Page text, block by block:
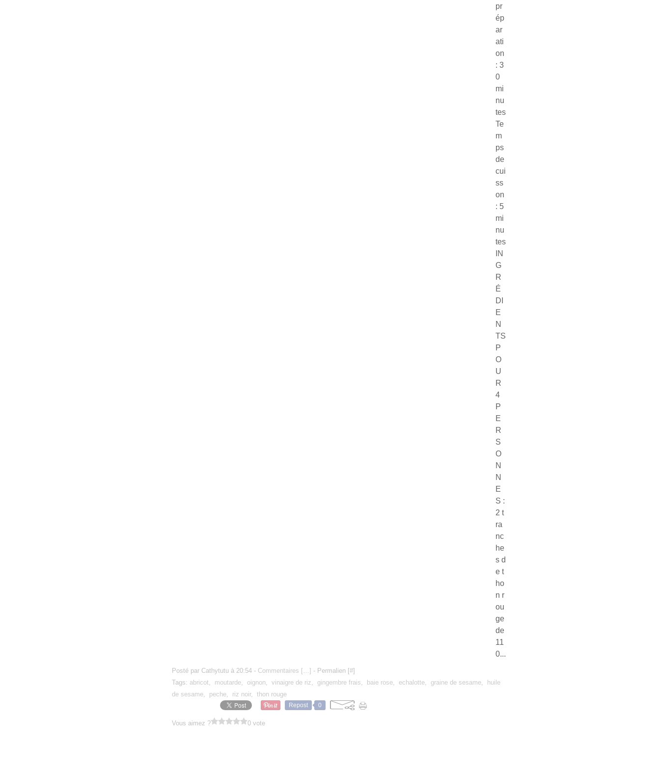
pr
ép
ar
ati
on
: 3
0
mi
nu
tes
Te
m
ps
de
cui
ss
on
: 5
mi
nu
tes
IN
G
R
É
DI
E
N
TS
P
O
U
R
4
P
E
R
S
O
N
N
E
S :
2 t
ra
nc
he
s d
e t
ho
n r
ou
ge
de
11
0...
Posté par Cathytutu à 20:54 - Commentaires [ …] - Permalien [#]
Tags: abricot, moutarde, oignon, vinaigre de riz, gingembre frais, baie rose, echalotte, graine de sesame,
huile
de sesame, peche, riz noir, thon rouge
Repost 0
Vous aimez ? 0 vote